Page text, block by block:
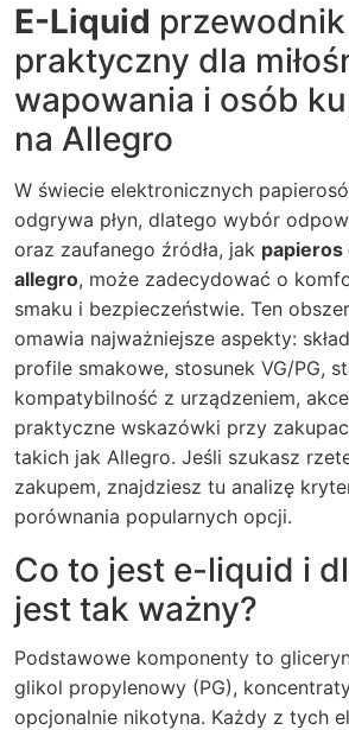
E-Liquid przewodnik
praktyczny dla
wapowania i osób
na Allegro
W świecie elektronicznych
odgrywa płyn, dlatego wybór
oraz zaufanego źródła, jak
allegro, może zadecydować o
smaku i bezpieczeństwie. Ten
omawia najważniejsze aspekty:
profile smakowe, stosunek VG/PG,
kompatybilność z urządzeniem,
praktyczne wskazówki przy
takich jak Allegro. Jeśli szukasz
zakupem, znajdziesz tu analizę
porównania popularnych opcji.
Co to jest e-liquid i
jest tak ważny?
Podstawowe komponenty to
glikol propylenowy (PG),
opcjonalnie nikotyna. Każdy z tych